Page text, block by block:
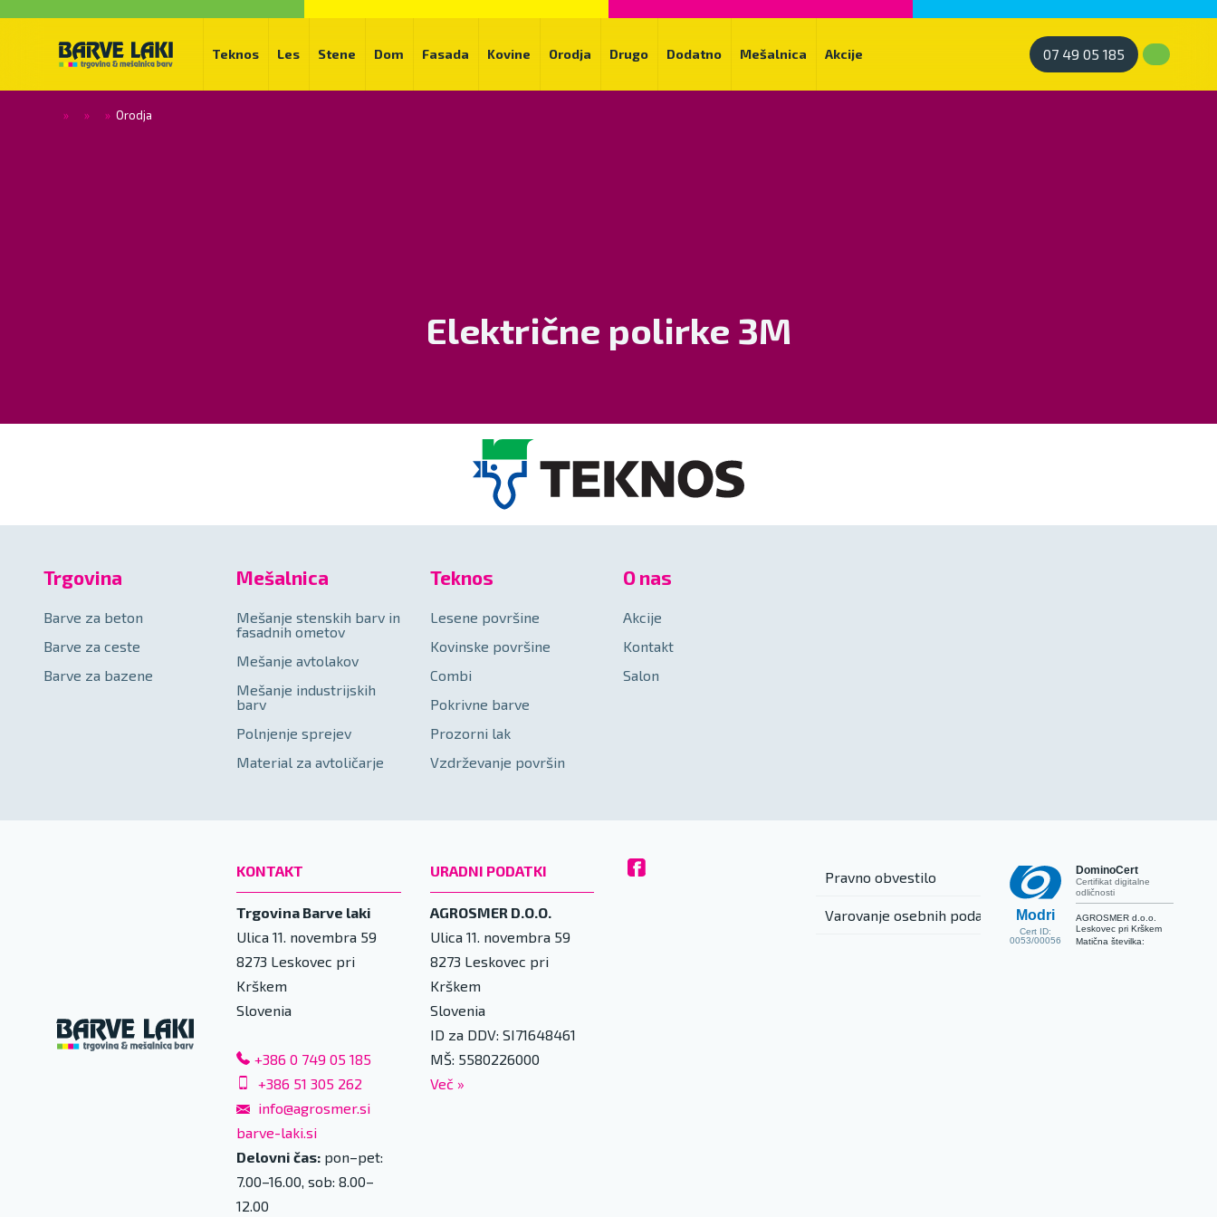
Teknos Les Stene Dom Fasada Kovine Orodja Drugo Dodatno Mešalnica Akcije 07 49 05 185
» » » Orodja
Električne polirke 3M
Trgovina
Barve za beton
Barve za ceste
Barve za bazene
Mešalnica
Mešanje stenskih barv in
fasadnih ometov
Mešanje avtolakov
Mešanje industrijskih
barv
Polnjenje sprejev
Material za avtoličarje
Teknos
Lesene površine
Kovinske površine
Combi
Pokrivne barve
Prozorni lak
Vzdrževanje površin
O nas
Akcije
Kontakt
Salon
KONTAKT
Trgovina Barve laki
Ulica 11. novembra 59
8273 Leskovec pri
Krškem
Slovenia
+386 0 749 05 185
+386 51 305 262
info@agrosmer.si
barve-laki.si
Delovni čas: pon–pet:
7.00–16.00, sob: 8.00–
12.00
URADNI PODATKI
AGROSMER D.O.O.
Ulica 11. novembra 59
8273 Leskovec pri
Krškem
Slovenia
ID za DDV: SI71648461
MŠ: 5580226000
Več »
Pravno obvestilo
Varovanje osebnih podatkov Modri
Cert ID:
0053/00056
DominoCert
Certifikat digitalne
odličnosti
AGROSMER d.o.o.
Leskovec pri Krškem
Matična številka: